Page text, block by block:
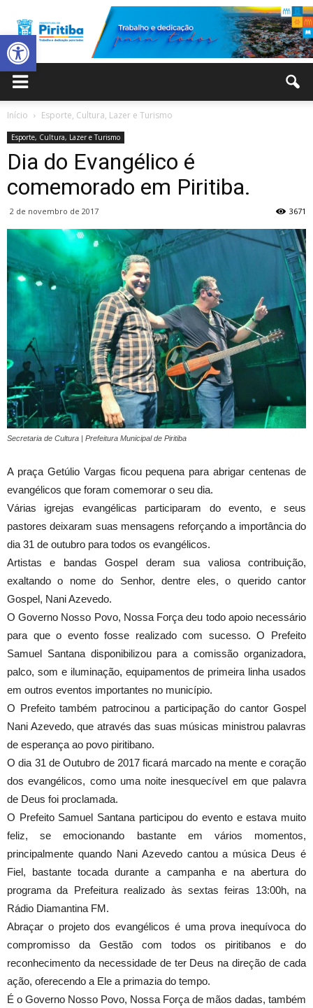
Abrir a barra de ferramentas
Municipal
Início Esporte, Cultura, Lazer e Turismo
Esporte, Cultura, Lazer e Turismo
Dia do Evangélico é
comemorado em Piritiba.
2 de novembro de 2017 3671
Secretaria de Cultura | Prefeitura Municipal de Piritiba
A praça Getúlio Vargas ficou pequena para abrigar centenas de
evangélicos que foram comemorar o seu dia.
Várias igrejas evangélicas participaram do evento, e seus
pastores deixaram suas mensagens reforçando a importância do
dia 31 de outubro para todos os evangélicos.
Artistas e bandas Gospel deram sua valiosa contribuição,
exaltando o nome do Senhor, dentre eles, o querido cantor
Gospel, Nani Azevedo.
O Governo Nosso Povo, Nossa Força deu todo apoio necessário
para que o evento fosse realizado com sucesso. O Prefeito
Samuel Santana disponibilizou para a comissão organizadora,
palco, som e iluminação, equipamentos de primeira linha usados
em outros eventos importantes no município.
O Prefeito também patrocinou a participação do cantor Gospel
Nani Azevedo, que através das suas músicas ministrou palavras
de esperança ao povo piritibano.
O dia 31 de Outubro de 2017 ficará marcado na mente e coração
dos evangélicos, como uma noite inesquecível em que palavra
de Deus foi proclamada.
O Prefeito Samuel Santana participou do evento e estava muito
feliz, se emocionando bastante em vários momentos,
principalmente quando Nani Azevedo cantou a música Deus é
Fiel, bastante tocada durante a campanha e na abertura do
programa da Prefeitura realizado às sextas feiras 13:00h, na
Rádio Diamantina FM.
Abraçar o projeto dos evangélicos é uma prova inequívoca do
compromisso da Gestão com todos os piritibanos e do
reconhecimento da necessidade de ter Deus na direção de cada
ação, oferecendo a Ele a primazia do tempo.
É o Governo Nosso Povo, Nossa Força de mãos dadas, também